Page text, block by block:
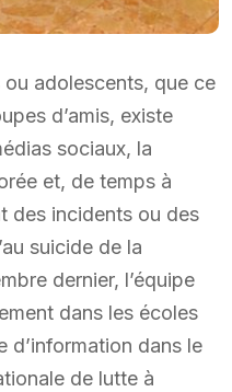
ou adolescents, que ce
d’amis, existe
sociaux, la
et, de temps à
des incidents ou des
suicide de la
dernier, l’équipe
dans les écoles
d’information dans le
de lutte à